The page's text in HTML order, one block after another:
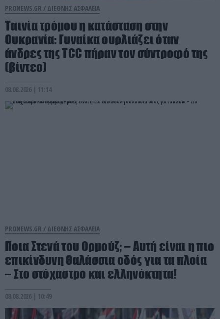
PRONEWS.GR / ΔΙΕΘΝΗΣ ΑΣΦΑΛΕΙΑ
Ταινία τρόμου η κατάσταση στην
Ουκρανία: Γυναίκα ουρλιάζει όταν
άνδρες της TCC πήραν τον σύντροφό της
(βίντεο)
08.08.2026 | 11:14
PRONEWS.GR / ΔΙΕΘΝΗΣ ΑΣΦΑΛΕΙΑ
Ποια Στενά του Ορμούζ; – Αυτή είναι η πιο
επικίνδυνη θαλάσσια οδός για τα πλοία
– Στο στόχαστρο και ελληνόκτητα!
08.08.2026 | 10:49